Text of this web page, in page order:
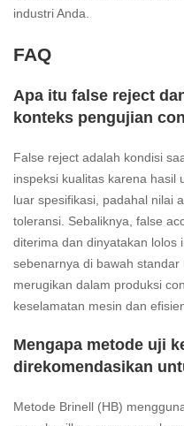
industri Anda.
FAQ
Apa itu false reject
konteks pengujian
False reject adalah kondisi
inspeksi kualitas karena hasil
luar spesifikasi, padahal nilai
toleransi. Sebaliknya, false
diterima dan dinyatakan lolos
sebenarnya di bawah
merugikan dalam produksi
keselamatan mesin dan
Mengapa metode uji
direkomendasikan
Metode Brinell (HB)